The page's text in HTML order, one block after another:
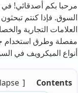
مرحبا بكم أصدقائي!
السوق. فإذا كنتم
العلامات التجارية
مفصلة وطرق استخدام
أنواع الميكرويف في
Contents